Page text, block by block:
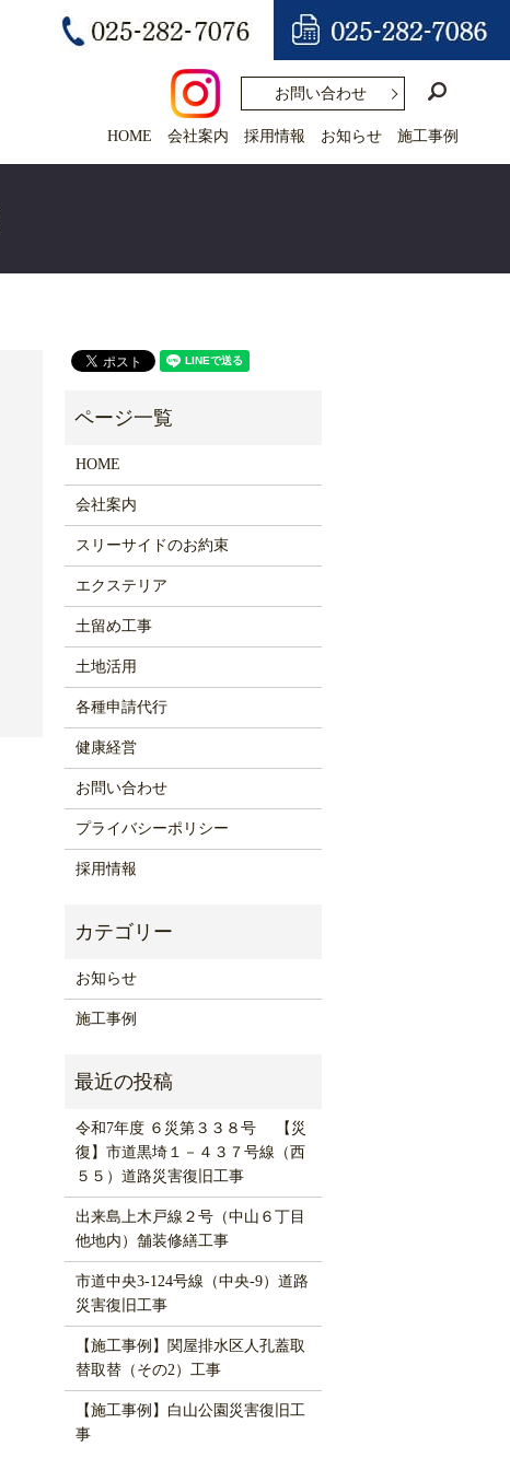
お問い合わせ
HOME 会社案内 採用情報 お知らせ 施工事例
HOME
会社案内
スリーサイドのお約束
エクステリア
土留め工事
土地活用
各種申請代行
健康経営
お問い合わせ
プライバシーポリシー
採用情報
お知らせ
施工事例
令和7年度 ６災第３３８号 【災
復】市道黒埼１－４３７号線（西
５５）道路災害復旧工事
出来島上木戸線２号（中山６丁目
他地内）舗装修繕工事
市道中央3-124号線（中央-9）道路
災害復旧工事
【施工事例】関屋排水区人孔蓋取
替取替（その2）工事
【施工事例】白山公園災害復旧工
事